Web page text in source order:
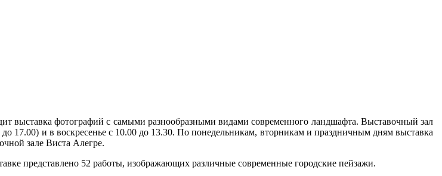
выставка фотографий с самыми разнообразными видами современного ландшафта. Выставочный зал
17.00) и в воскресенье с 10.00 до 13.30. По понедельникам, вторникам и праздничным дням выставка
зале Виста Алегре.
представлено 52 работы, изображающих различные современные городские пейзажи.